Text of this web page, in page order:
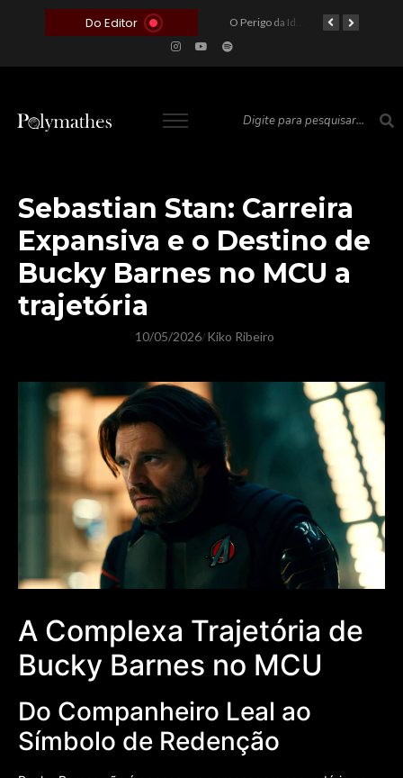
Do Editor
A Roleta da Miséria: Quando a Devoção Cega Encontra o Link na Bio. A Queda do Brasileiro Pelas Mãos de Seus Influencers.
Sebastian Stan: Carreira
Expansiva e o Destino de
Bucky Barnes no MCU a
trajetória
10/05/2026/ Kiko Ribeiro
A Complexa Trajetória de
Bucky Barnes no MCU
Do Companheiro Leal ao
Símbolo de Redenção